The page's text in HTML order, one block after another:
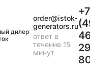
дилер
order@istok-
generators.ru
ответ в
течение 15
минут
+7